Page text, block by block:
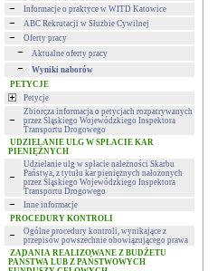
Informacje o praktyce w WITD Katowice
ABC Rekrutacji w Służbie Cywilnej
Oferty pracy
Aktualne oferty pracy
Wyniki naborów
PETYCJE
Petycje
Zbiorcza informacja o petycjach rozpatrywanych
przez Śląskiego Wojewódzkiego Inspektora
Transportu Drogowego
UDZIELANIE ULG W SPŁACIE KAR
PIENIĘŻNYCH
Udzielanie ulg w spłacie należności Skarbu
Państwa, z tytułu kar pieniężnych nałożonych
przez Śląskiego Wojewódzkiego Inspektora
Transportu Drogowego
Inne informacje
PROCEDURY KONTROLI
Ogólne procedury kontroli, wynikające z
przepisów powszechnie obowiązującego prawa
ZADANIA REALIZOWANE Z BUDŻETU
PAŃSTWA LUB Z PAŃSTWOWYCH